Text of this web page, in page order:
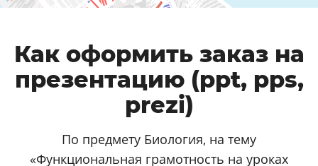
Как оформить заказ на
презентацию (ppt, pps,
prezi)
По предмету Биология, на тему
«Функциональная грамотность на уроках